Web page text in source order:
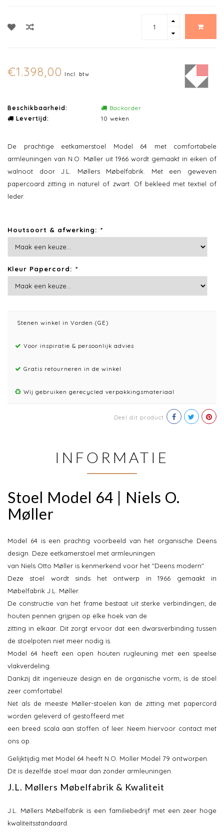
€1.398,00 Incl. btw
Beschikbaarheid:
Backorder
Levertijd:
10 weken
De prachtige eetkamerstoel Model 64 met comfortabele
armleuningen van N.O. Møller uit 1966 wordt gemaakt in eiken of
walnoot door J.L. Møllers Møbelfabrik. Met een geweven
papercoard zitting in naturel of zwart. Of bekleed met textiel of
leder.
Houtsoort & afwerking: *
Kleur Papercord: *
Stenen winkel in Vorden (GE)
Voor inspiratie & persoonlijk advies
Gratis retourneren in de winkel
Wij gebruiken gerecycled verpakkingsmateriaal
Deel dit product
INFORMATIE
Stoel Model 64 | Niels O.
Møller
Model 64 is een prachtig voorbeeld van het organische Deens
design. Deze eetkamerstoel met armleuningen
van Niels Otto Møller is kenmerkend voor het "Deens modern".
Deze stoel wordt sinds het ontwerp in 1966 gemaakt in
Møbelfabrik J.L. Møller.
De constructie van het frame bestaat uit sterke verbindingen; de
houten pennen grijpen op elke hoek van de
zitting in elkaar. Dit zorgt ervoor dat een dwarsverbinding tussen
de stoelpoten niet meer nodig is.
Model 64 heeft een open houten rugleuning met een speelse
vlakverdeling.
Dankzij dit ingenieuze design en de organische vorm, is de stoel
zeer comfortabel.
Net als de meeste Møller-stoelen kan de zitting met papercord
worden geleverd of gestoffeerd met
een breed scala aan stoffen of leer. Neem hiervoor contact met
ons op.
Gelijktijdig met Model 64 heeft N.O. Moller Model 79 ontworpen.
Dit is dezelfde stoel maar dan zonder armleuningen.
J.L. Møllers Møbelfabrik & Kwaliteit
J.L. Møllers Møbelfabrik is een familiebedrijf met een zeer hoge
kwaliteitsstandaard.